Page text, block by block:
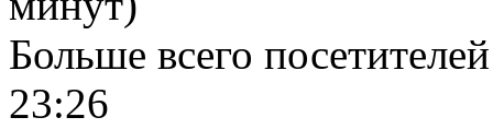
Больше всего
23:26